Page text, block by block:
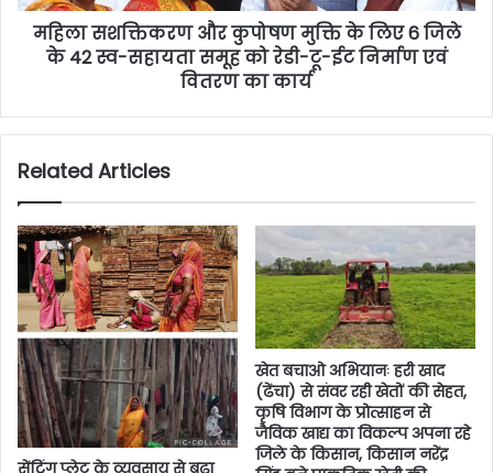
महिला सशक्तिकरण और कुपोषण मुक्ति के लिए 6 जिले
के 42 स्व-सहायता समूह को रेडी-टू-ईट निर्माण एवं
वितरण का कार्य
Related Articles
सेंट्रिंग प्लेट के व्यवसाय से बढ़ा
खेत बचाओ अभियानः हरी खाद
(ढेंचा) से संवर रही खेतों की सेहत,
कृषि विभाग के प्रोत्साहन से
जैविक खाद्य का विकल्प अपना रहे
जिले के किसान, किसान नरेंद्र